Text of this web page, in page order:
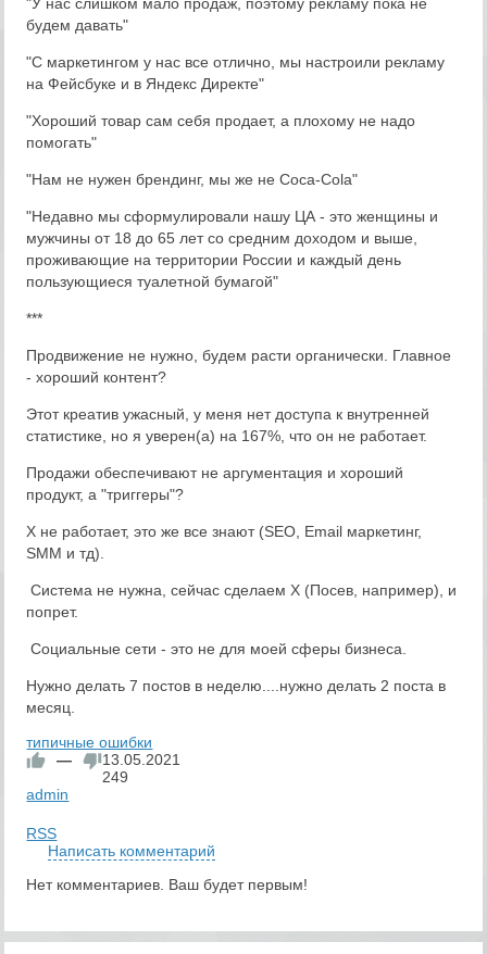
будем давать"
"С маркетингом у нас все отлично, мы настроили рекламу
на Фейсбуке и в Яндекс Директе"
"Хороший товар сам себя продает, а плохому не надо
помогать"
"Нам не нужен брендинг, мы же не Coca-Cola"
"Недавно мы сформулировали нашу ЦА - это женщины и
мужчины от 18 до 65 лет со средним доходом и выше,
проживающие на территории России и каждый день
пользующиеся туалетной бумагой"
***
Продвижение не нужно, будем расти органически. Главное
- хороший контент?
Этот креатив ужасный, у меня нет доступа к внутренней
статистике, но я уверен(а) на 167%, что он не работает.
Продажи обеспечивают не аргументация и хороший
продукт, а "триггеры"?
Х не работает, это же все знают (SEO, Email маркетинг,
SMM и тд).
Система не нужна, сейчас сделаем Х (Посев, например), и
попрет.
Социальные сети - это не для моей сферы бизнеса.
Нужно делать 7 постов в неделю....нужно делать 2 поста в
месяц.
типичные ошибки
—
13.05.2021
249
admin
RSS
Написать комментарий
Нет комментариев. Ваш будет первым!